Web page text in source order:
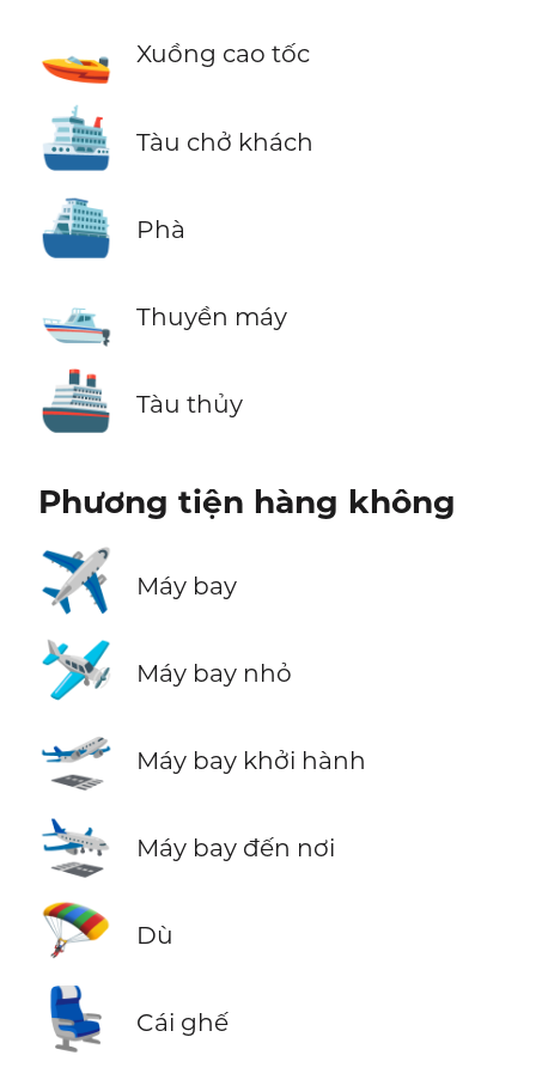
🚤 Xuồng cao tốc
🛳️ Tàu chở khách
⛴️ Phà
🛥️ Thuyền máy
🚢 Tàu thủy
Phương tiện hàng không
✈️ Máy bay
🛩️ Máy bay nhỏ
🛫 Máy bay khởi hành
🛬 Máy bay đến nơi
🪂 Dù
💺 Cái ghế